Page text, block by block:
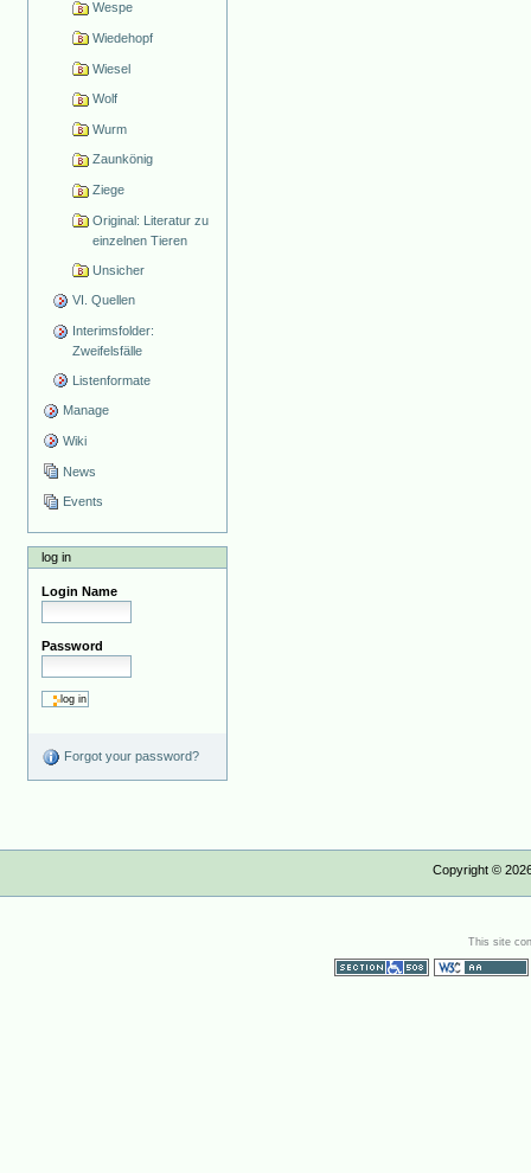
Wespe
Wiedehopf
Wiesel
Wolf
Wurm
Zaunkönig
Ziege
Original: Literatur zu
einzelnen Tieren
Unsicher
VI. Quellen
Interimsfolder:
Zweifelsfälle
Listenformate
Manage
Wiki
News
Events
log in
Login Name
Password
Forgot your password?
Copyright ©
This site